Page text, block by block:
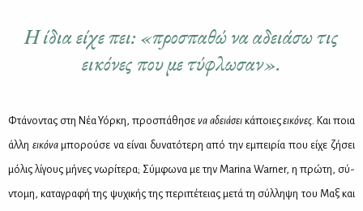
Η ίδια είχε πει: «προσπαθώ να αδειάσω τις
εικόνες που με τύφλωσαν».
Φτά­νο­ντας στη Νέα Υόρ­κη, προ­σπά­θη­σε να αδειά­σει κά­ποιεςει­κό­νες. Και ποια
άλ­λη ει­κό­ναμπο­ρού­σε να εί­ναι δυ­να­τό­τε­ρη από την εμπει­ρία που εί­χε ζή­σει
μό­λις λί­γους μή­νες νω­ρί­τε­ρα; Σύμ­φω­να με την Marina Warner, η πρώ­τη, σύ­
ντο­μη, κα­τα­γρα­φή της ψυ­χι­κής της πε­ρι­πέ­τειας με­τά τη σύλ­λη­ψη του Μαξ και